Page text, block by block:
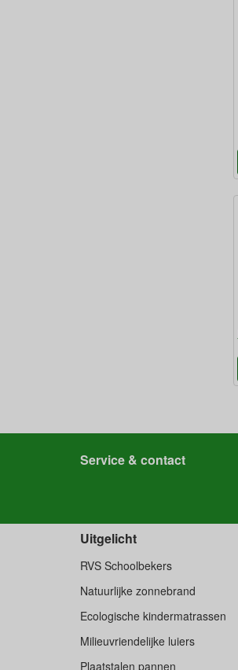
Service & contact
Uitgelicht
RVS Schoolbekers
Natuurlijke zonnebrand
Ecologische kindermatrassen
Milieuvriendelijke luiers
Plaatstalen pannen